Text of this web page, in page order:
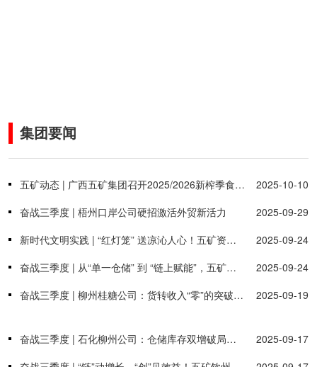
集团要闻
五矿动态 | 广西五矿集团召开2025/2026新榨季食糖 仓储业务增量提质动员部署会议
2025-10-10
奋战三季度 | 梧州口岸公司硬招激活外贸新活力
2025-09-29
新时代文明实践 | “红灯笼” 送凉沁人心！五矿资源分队赴佛山仓库为高温坚守者撑起 “清凉伞”
2025-09-24
奋战三季度 | 从“单一仓储” 到 “链上赋能”，五矿智慧物流重塑食糖产业服务新格局
2025-09-24
奋战三季度 | 柳州桂糖公司：货转收入“零”的突破 拓展业态育新机
2025-09-19
奋战三季度 | 石化柳州公司：仓储库存双增破局市场，服务升级引客共赢
2025-09-17